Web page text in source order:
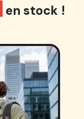
en stock !